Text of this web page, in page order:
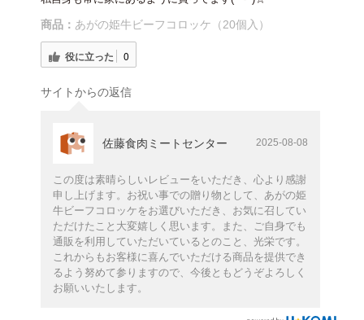
商品： あがの姫牛ビーフコロッケ（20個入）
役に立った 0
サイトからの返信
佐藤食肉ミートセンター 2025-08-08
この度は素晴らしいレビューをいただき、心より感謝
申し上げます。お祝い事での贈り物として、あがの姫
牛ビーフコロッケをお選びいただき、お気に召してい
ただけたこと大変嬉しく思います。また、ご自身でも
通販を利用していただいているとのこと、光栄です。
これからもお客様に喜んでいただける商品を提供でき
るよう努めて参りますので、今後ともどうぞよろしく
お願いいたします。